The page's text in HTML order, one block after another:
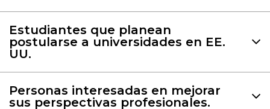
Estudiantes que planean
postularse a universidades en EE.
UU.
El SAT es un examen obligatorio para la
admisión en muchas universidades
estadounidenses, y su aprobación con
éxito abrirá las puertas a prestigiosas
instituciones académicas.
Personas interesadas en mejorar
sus perspectivas profesionales.
Aunque el SAT está diseñado
principalmente para la admisión
universitaria, sus resultados a veces